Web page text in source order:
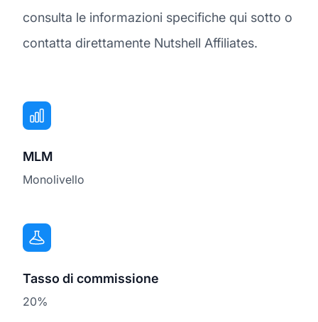
consulta le informazioni specifiche qui sotto o
contatta direttamente Nutshell Affiliates.
MLM
Monolivello
Tasso di commissione
20%